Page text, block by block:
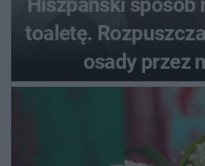
toaletę.
osady przez